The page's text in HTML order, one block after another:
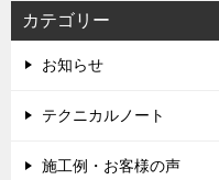
カテゴリー
お知らせ
テクニカルノート
施工例・お客様の声